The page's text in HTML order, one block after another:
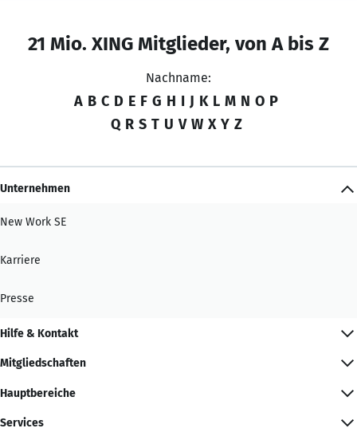
21 Mio. XING Mitglieder, von A bis Z
Nachname:
A B C D E F G H I J K L M N O P
Q R S T U V W X Y Z
Unternehmen
New Work SE
Karriere
Presse
Hilfe & Kontakt
Mitgliedschaften
Hauptbereiche
Services